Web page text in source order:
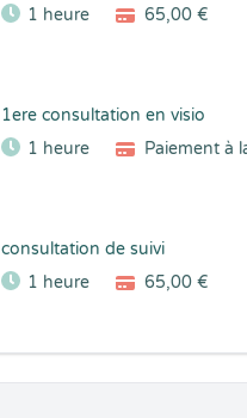
1 heure
65,00 €
1ere consultation en visio
1 heure
Paiement à
consultation de suivi
1 heure
65,00 €